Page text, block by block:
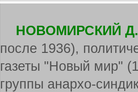
НОВОМИРСКИЙ Д.
после 1936),
газеты "Новый мир"
группы анархо-